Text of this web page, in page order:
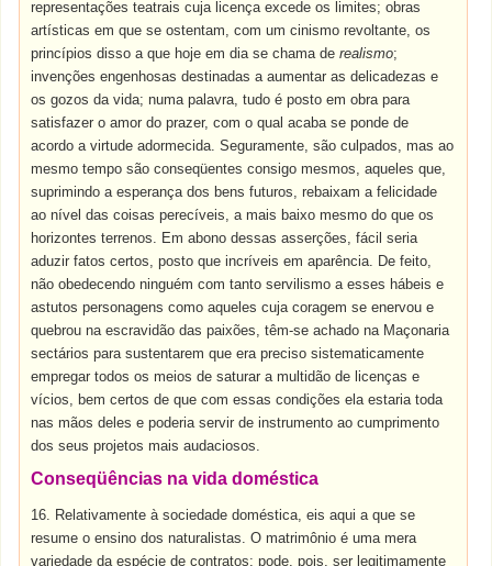
representações teatrais cuja licença excede os limites; obras
artísticas em que se ostentam, com um cinismo revoltante, os
princípios disso a que hoje em dia se chama derealismo;
invenções engenhosas destinadas a aumentar as delicadezas e
os gozos da vida; numa palavra, tudo é posto em obra para
satisfazer o amor do prazer, com o qual acaba se ponde de
acordo a virtude adormecida. Seguramente, são culpados, mas ao
mesmo tempo são conseqüentes consigo mesmos, aqueles que,
suprimindo a esperança dos bens futuros, rebaixam a felicidade
ao nível das coisas perecíveis, a mais baixo mesmo do que os
horizontes terrenos. Em abono dessas asserções, fácil seria
aduzir fatos certos, posto que incríveis em aparência. De feito,
não obedecendo ninguém com tanto servilismo a esses hábeis e
astutos personagens como aqueles cuja coragem se enervou e
quebrou na escravidão das paixões, têm-se achado na Maçonaria
sectários para sustentarem que era preciso sistematicamente
empregar todos os meios de saturar a multidão de licenças e
vícios, bem certos de que com essas condições ela estaria toda
nas mãos deles e poderia servir de instrumento ao cumprimento
dos seus projetos mais audaciosos.
Conseqüências na vida doméstica
16. Relativamente à sociedade doméstica, eis aqui a que se
resume o ensino dos naturalistas. O matrimônio é uma mera
variedade da espécie de contratos; pode, pois, ser legitimamente